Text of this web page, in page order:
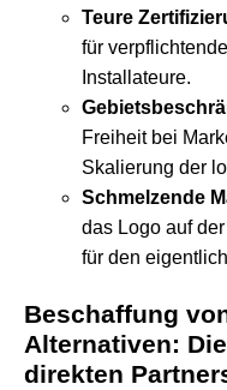
Teure
für
Installateure.
Freiheit bei
Skalierung der
Schmelzende
das Logo auf
für den
Beschaffung
Alternativen:
direkten